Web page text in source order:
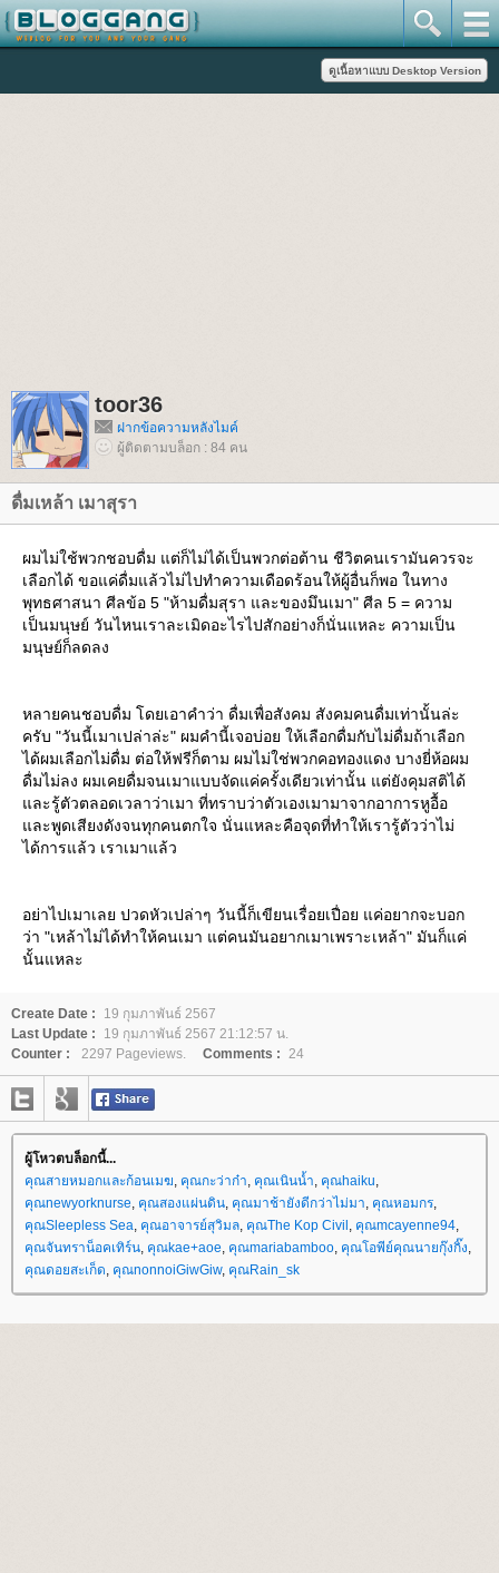
toor36
ฝากข้อความหลังไมค์
ผู้ติดตามบล็อก : 84 คน
ดื่มเหล้า เมาสุรา
ผมไม่ใช้พวกชอบดื่ม แต่ก็ไม่ได้เป็นพวกต่อต้าน ชีวิตคนเรามันควรจะ
เลือกได้ ขอแค่ดื่มแล้วไม่ไปทำความเดือดร้อนให้ผู้อื่นก็พอ ในทาง
พุทธศาสนา ศีลข้อ 5 "ห้ามดื่มสุรา และของมึนเมา" ศีล 5 = ความ
เป็นมนุษย์ วันไหนเราละเมิดอะไรไปสักอย่างก็นั่นแหละ ความเป็น
มนุษย์ก็ลดลง
หลายคนชอบดื่ม โดยเอาคำว่า ดื่มเพื่อสังคม สังคมคนดื่มเท่านั้นล่ะ
ครับ "วันนี้เมาเปล่าล่ะ" ผมคำนี้เจอบ่อย ให้เลือกดื่มกับไม่ดื่มถ้าเลือก
ได้ผมเลือกไม่ดื่ม ต่อให้ฟรีก็ตาม ผมไม่ใช่พวกคอทองแดง บางยี่ห้อผม
ดื่มไม่ลง ผมเคยดื่มจนเมาแบบจัดแค่ครั้งเดียวเท่านั้น แต่ยังคุมสติได้
ละรู้ตัวตลอดเวลาว่าเมา ที่ทราบว่าตัวเองเมามาจากอาการหูอื้อ
ละพูดเสียงดังจนทุกคนตกใจ นั่นแหละคือจุดที่ทำให้เรารู้ตัวว่าไม่
ได้การแล้ว เราเมาแล้ว
อย่าไปเมาเลย ปวดหัวเปล่าๆ วันนี้ก็เขียนเรื่อยเปื่อย แค่อยากจะบอก
ว่า "เหล้าไม่ได้ทำให้คนเมา แต่คนมันอยากเมาเพราะเหล้า" มันก็แค่
นั้นแหละ
Create Date :
19 กุมภาพันธ์ 2567
Last Update :
19 กุมภาพันธ์ 2567 21:12:57 น.
Counter :
2297 Pageviews. Comments : 24
ผู้โหวตบล็อกนี้...
คุณสายหมอกและก้อนเมฆ, คุณกะว่าก๋า, คุณเนินน้ำ, คุณhaiku,
คุณnewyorknurse, คุณสองแผ่นดิน, คุณมาช้ายังดีกว่าไม่มา, คุณหอมกร,
คุณSleepless Sea, คุณอาจารย์สุวิมล, คุณThe Kop Civil , คุณmcayenne94,
คุณจันทราน็อคเทิร์น, คุณkae+aoe, คุณmariabamboo, คุณโอพีย์คุณนายกุ๊งกิ๊ง,
คุณดอยสะเก็ด, คุณnonnoiGiwGiw, คุณRain_sk